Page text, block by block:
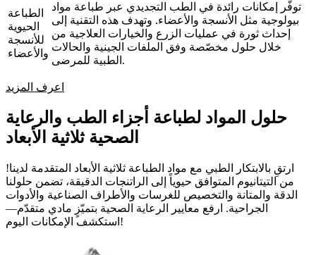
الطباعة
الحيوية
للأنسجة
والأعضاء
توفّر إمكانات رائدة في الطب التجديدي عبر طباعة مواد
بيولوجية مثل الأنسجة والأعضاء. وتهدف هذه التقنية إلى
إحداث ثورة في عمليات الزرع والخيارات العلاجية من
خلال حلول مخصّصة وفق الملفات الجينية والحالات
الطبية للمرضى.
اعرف المزيد
حلول المواد لطباعة أجزاء الطب والرعاية
الصحية ثلاثية الأبعاد
ارتقِ بالابتكار الطبي مع مواد الطباعة ثلاثية الأبعاد المتقدمة لدينا!
من التيتانيوم المتوافق حيوياً إلى الراتنجات الدقيقة، تضمن حلولنا
الدقة والمتانة والتخصيص للغرسات والأطراف الصناعية والأدوات
الجراحية. ارفع معايير الرعاية الصحية بتميّزٍ مادي متقدّم—
استكشف الإمكانات اليوم!